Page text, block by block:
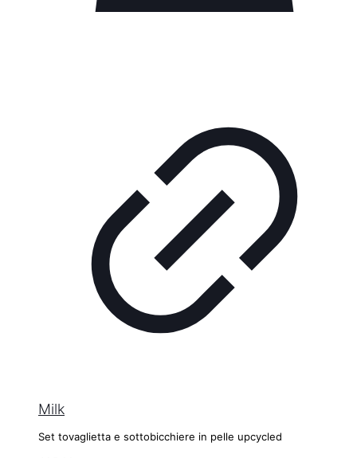
Milk
Set tovaglietta e sottobicchiere in pelle upcycled